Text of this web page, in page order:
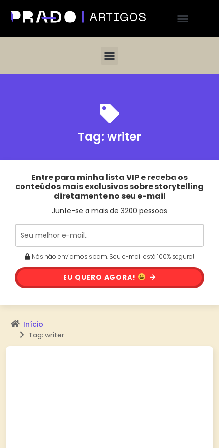
Tag: writer
Entre para minha lista VIP e receba os
conteúdos mais exclusivos sobre storytelling
diretamente no seu e-mail
Junte-se a mais de 3200 pessoas
Nós não enviamos spam. Seu e-mail está 100% seguro!
EU QUERO AGORA!
Início
Tag: writer